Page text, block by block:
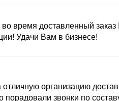
время доставленный
Удачи Вам в бизнесе!
организацию
звонки по